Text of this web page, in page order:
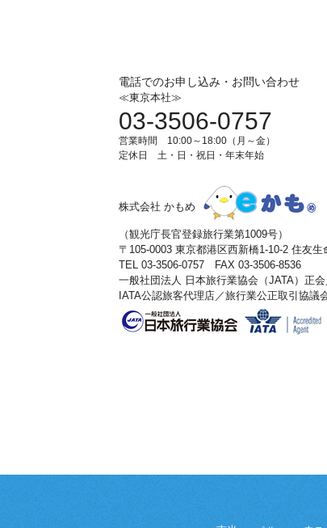
電話でのお申し込み・お問い合わせ
≪東京本社≫
03-3506-0757
営業時間 10:00～18:00（月～金）
定休日 土・日・祝日・年末年始
株式会社 かもめ
（観光庁長官登録旅行業第1009号）
〒105-0003 東京都港区西新橋1-10-2 住友
TEL 03-3506-0757 FAX 03-3506-8536
一般社団法人 日本旅行業協会（JATA）正会
IATA公認旅客代理店／旅行業公正取引協議